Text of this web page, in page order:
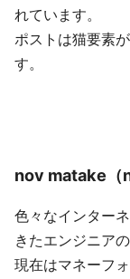
れています。
ポストは猫要素
す。
nov matake（
色々なインター
きたエンジニア
現在はマネーフ